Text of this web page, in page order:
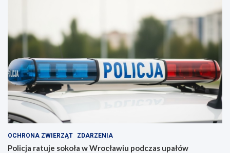
OCHRONA ZWIERZĄT ZDARZENIA
Policja ratuje sokoła w Wrocławiu podczas upałów